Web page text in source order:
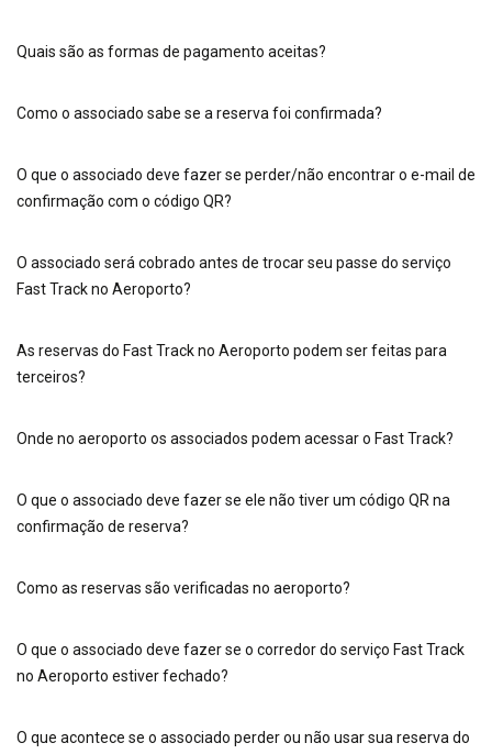
Quais são as formas de pagamento aceitas?
Como o associado sabe se a reserva foi confirmada?
O que o associado deve fazer se perder/não encontrar o e-mail de
confirmação com o código QR?
O associado será cobrado antes de trocar seu passe do serviço
Fast Track no Aeroporto?
As reservas do Fast Track no Aeroporto podem ser feitas para
terceiros?
Onde no aeroporto os associados podem acessar o Fast Track?
O que o associado deve fazer se ele não tiver um código QR na
confirmação de reserva?
Como as reservas são verificadas no aeroporto?
O que o associado deve fazer se o corredor do serviço Fast Track
no Aeroporto estiver fechado?
O que acontece se o associado perder ou não usar sua reserva do